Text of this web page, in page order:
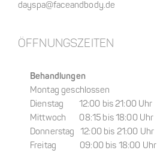
dayspa@faceandbody.de
ÖFFNUNGSZEITEN
Behandlungen
Montag geschlossen
Dienstag 12:00 bis 21:00 Uhr
Mittwoch 08:15 bis 18:00 Uhr
Donnerstag 12:00 bis 21:00 Uhr
Freitag 09:00 bis 18:00 Uhr